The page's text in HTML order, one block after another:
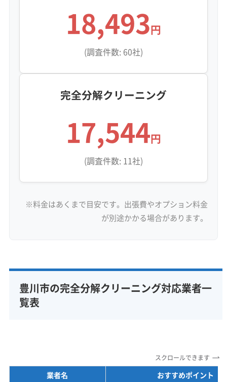
加えて、御津町や小坂井町といった南部エリア
では、三河湾からの潮風が内陸まで届きます。
この塩分がエアコン内部に溜まる水に溶け込む
と、アルミフィン（フィルター奥の金属部分）に
白いサビを発生させる原因になります。一度サ
れが引っかかりやすくなるという悪循環に陥り
一般的な洗剤ではなかなか太刀打ちできませ
ります。
れです。触るとヌルっとしてい
て、普通の洗剤が効きにくいの
18,493円
(調査件数: 60社)
完全分解クリーニング
17,544円
(調査件数: 11社)
※料金はあくまで目安です。出張費やオプション料金
が別途かかる場合があります。
豊川市の完全分解クリーニング対応業者一
覧表
スクロールできます
業者名 おすすめポイント